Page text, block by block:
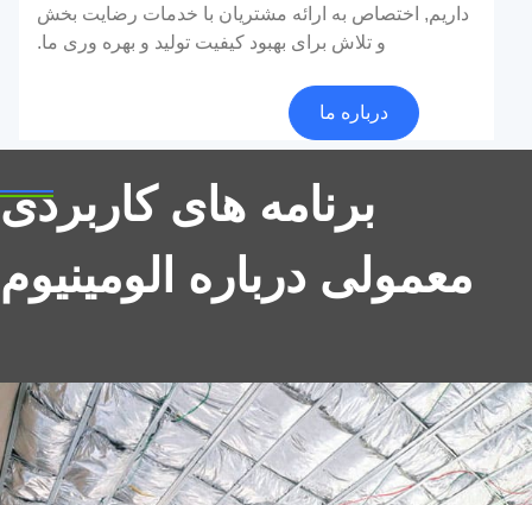
داریم, اختصاص به ارائه مشتریان با خدمات رضایت بخش
و تلاش برای بهبود کیفیت تولید و بهره وری ما.
درباره ما
برنامه های کاربردی
معمولی درباره الومینیوم
فویل عایق آلومینیوم
ویژگی های اساسی فویل عایق آلومینیوم را کشف کنید, از
متنوع در ساخت و ساز, صنعت, و حمل و نقل. بیاموزید که
چگونه این ماده نوآورانه باعث افزایش بهره وری انرژی و
آلومینیوم برای استفاده از روشنایی داخلی